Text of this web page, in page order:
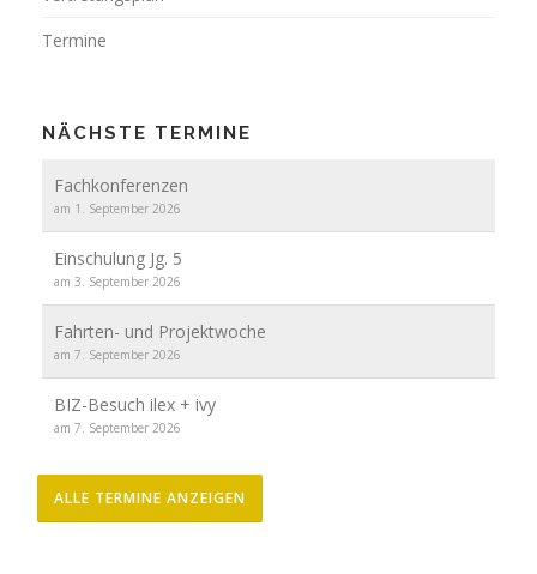
Termine
NÄCHSTE TERMINE
Fachkonferenzen
am 1. September 2026
Einschulung Jg. 5
am 3. September 2026
Fahrten- und Projektwoche
am 7. September 2026
BIZ-Besuch ilex + ivy
am 7. September 2026
ALLE TERMINE ANZEIGEN